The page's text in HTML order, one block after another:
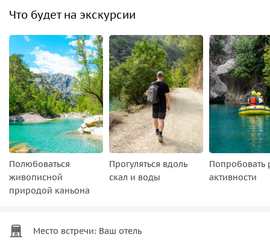
Что будет на экскурсии
Полюбоваться
живописной
природой каньона
Прогуляться вдоль
скал и воды
Попробовать
активности
Место встречи: Ваш отель